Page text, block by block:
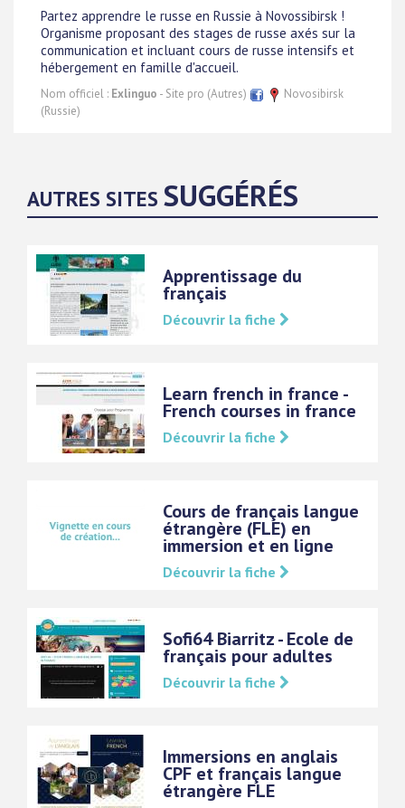
Partez apprendre le russe en Russie à Novossibirsk !
Organisme proposant des stages de russe axés sur la
communication et incluant cours de russe intensifs et
hébergement en famille d'accueil.
Nom officiel : Exlinguo - Site pro (Autres)
Novosibirsk
(Russie)
AUTRES SITES SUGGÉRÉS
Apprentissage du
français
Découvrir la fiche
Learn french in france -
French courses in france
Découvrir la fiche
Cours de français langue
étrangère (FLE) en
immersion et en ligne
Découvrir la fiche
Sofi64 Biarritz - Ecole de
français pour adultes
Découvrir la fiche
Immersions en anglais
CPF et français langue
étrangère FLE